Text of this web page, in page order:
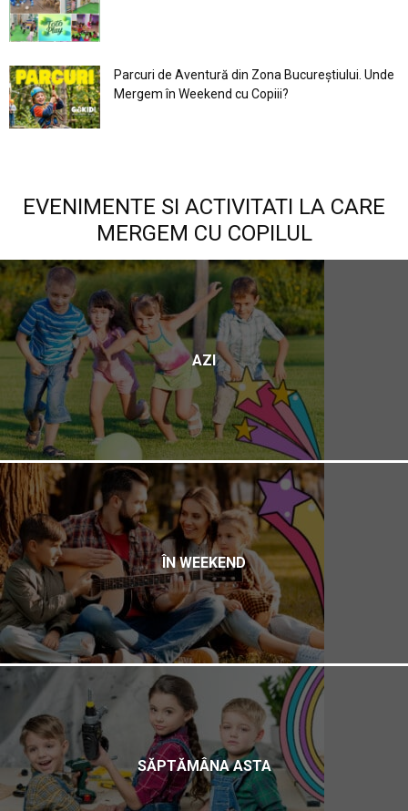
Parcuri de Aventură din Zona Bucureştiului. Unde
Mergem în Weekend cu Copiii?
EVENIMENTE SI ACTIVITATI LA CARE
MERGEM CU COPILUL
AZI
ÎN WEEKEND
SĂPTĂMÂNA ASTA